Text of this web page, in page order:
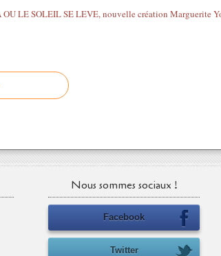
Nous sommes sociaux !
Facebook
Twitter